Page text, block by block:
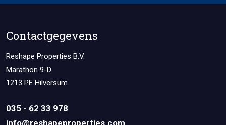
Contactgegevens
Reshape Properties B.V.
Marathon 9-D
1213 PE Hilversum
035 - 62 33 978